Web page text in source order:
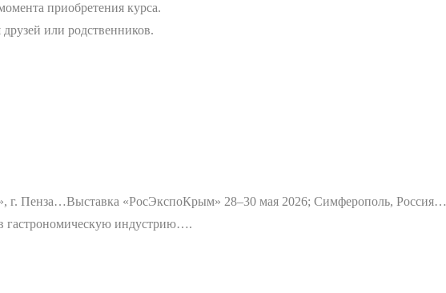
приобретения курса.
или родственников.
г. Пенза…Выставка «РосЭкспоКрым» 28–30 мая 2026; Симферополь, Россия…
в гастрономическую индустрию….